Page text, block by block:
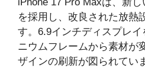
iPhone 17 Pro Maxは、新
を採用し、改良された放熱
す。6.9インチディスプレ
ニウムフレームから素材が
ザインの刷新が図られてい